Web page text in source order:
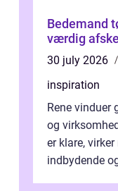
Bedemand tønder hjælp
værdig
30 july 2026
inspiration
Rene vinduer
og
er klare,
indbydende